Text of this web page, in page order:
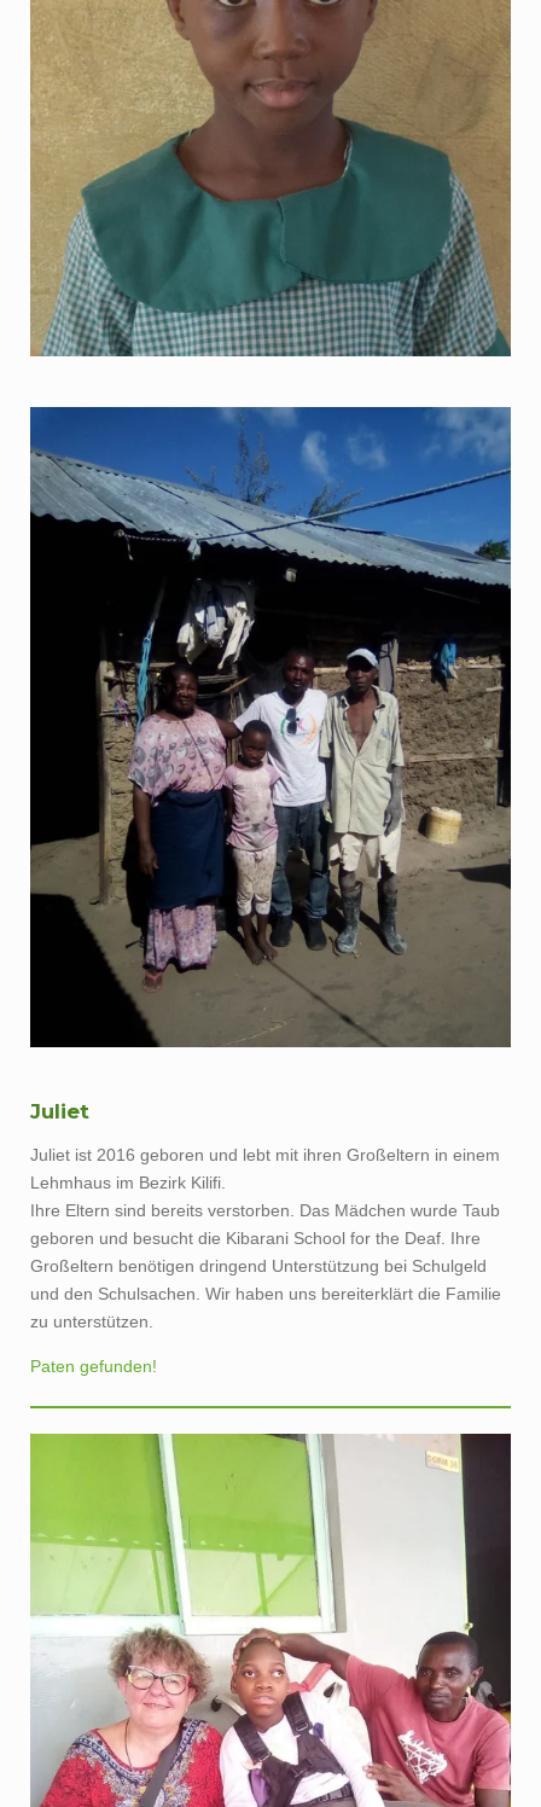
Lehmhaus im Bezirk Kilifi.
Ihre Eltern sind bereits verstorben. Das Mädchen wurde Taub
geboren und besucht die Kibarani School for the Deaf. Ihre
Großeltern benötigen dringend Unterstützung bei Schulgeld
und den Schulsachen. Wir haben uns bereiterklärt die Familie
zu unterstützen.